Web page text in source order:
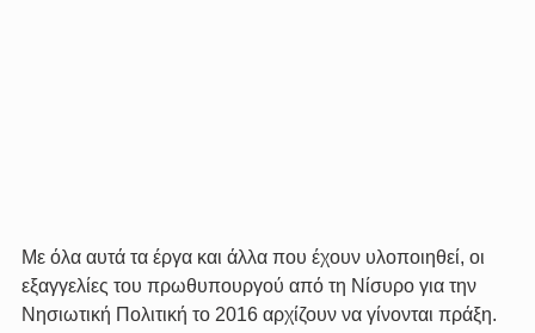
Με όλα αυτά τα έργα και άλλα που έχουν υλοποιηθεί, οι
εξαγγελίες του πρωθυπουργού από τη Νίσυρο για την
Νησιωτική Πολιτική το 2016 αρχίζουν να γίνονται πράξη.